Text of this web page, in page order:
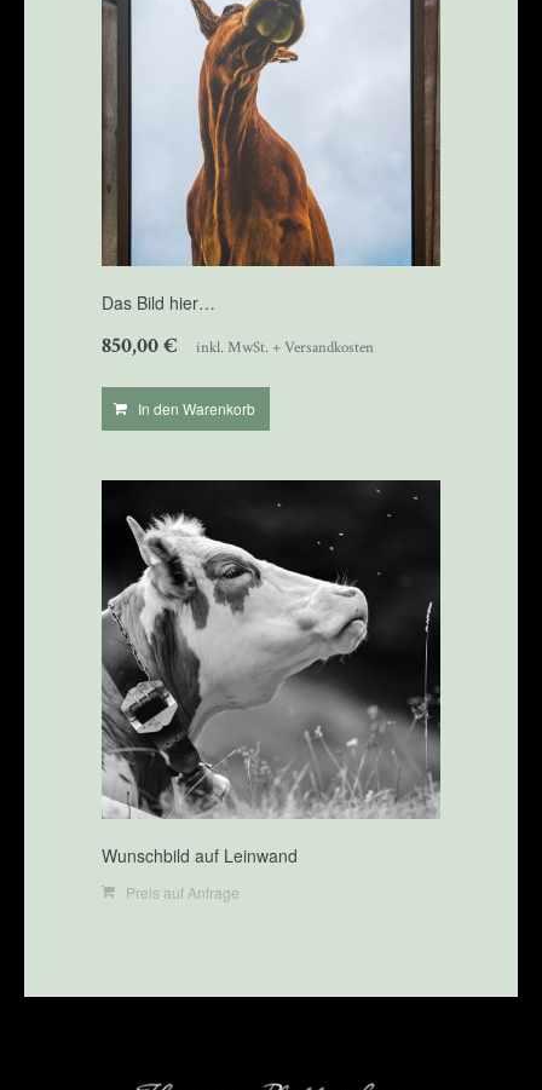
Das Bild hier…
850,00€ inkl. MwSt. + Versandkosten
In den Warenkorb
Wunschbild auf Leinwand
Preis auf Anfrage